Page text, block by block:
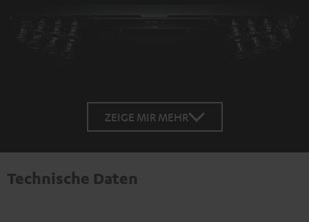
ZEIGE MIR MEHR
Technische Daten